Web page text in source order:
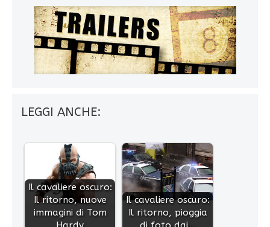
LEGGI ANCHE:
Il cavaliere oscuro:
Il ritorno, nuove
immagini di Tom
Il cavaliere oscuro:
Il ritorno, pioggia